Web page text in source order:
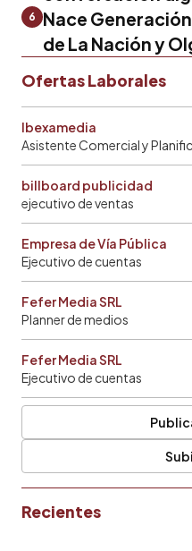
6
Nace
de La Nación y
Ofertas Laborales
Ibexamedia
Asistente Comercial y
billboard publicidad
ejecutivo de ventas
Empresa de Vía Pública
Ejecutivo de cuentas
Fefer Media SRL
Planner de medios
Fefer Media SRL
Ejecutivo de cuentas
Recientes